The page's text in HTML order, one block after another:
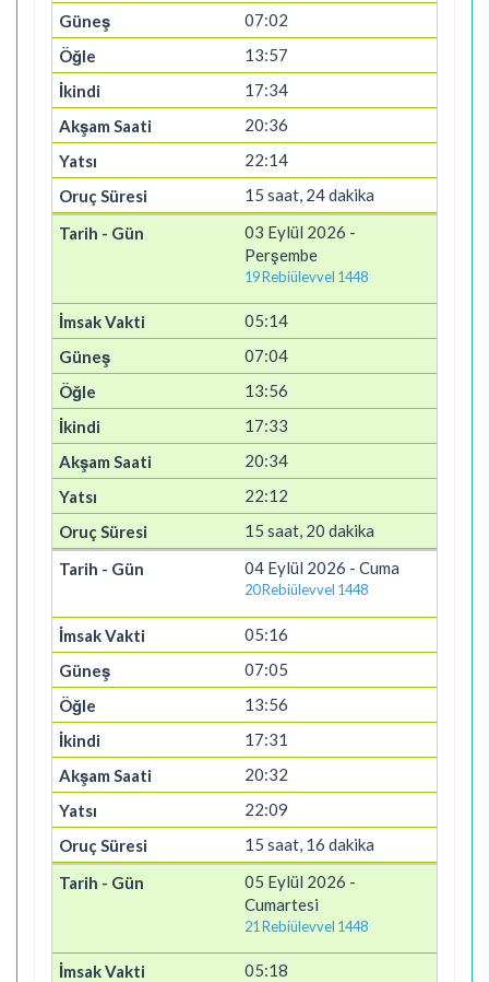
07:02
13:57
17:34
20:36
22:14
15 saat, 24 dakika
03 Eylül 2026 -
Perşembe
19 Rebiülevvel 1448
05:14
07:04
13:56
17:33
20:34
22:12
15 saat, 20 dakika
04 Eylül 2026 - Cuma
20 Rebiülevvel 1448
05:16
07:05
13:56
17:31
20:32
22:09
15 saat, 16 dakika
05 Eylül 2026 -
Cumartesi
21 Rebiülevvel 1448
05:18